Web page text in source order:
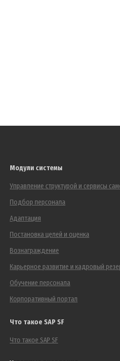
Модули системы
Управление структурой и сервисы
Подбор персонала
Адаптация
Постановка целей и оценка
Вознаграждение
Карьерное развитие и кадровый
Обучение персонала
Корпоративный портал
Что такое SAP SF
Что такое SAP SF